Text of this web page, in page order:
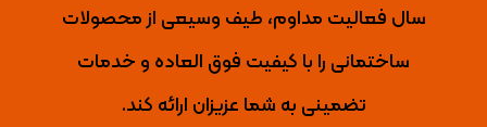
سال فعالیت مداوم، طیف وسیعی از محصولات
ساختمانی را با کیفیت فوق العاده و خدمات
تضمینی به شما عزیزان ارائه کند.